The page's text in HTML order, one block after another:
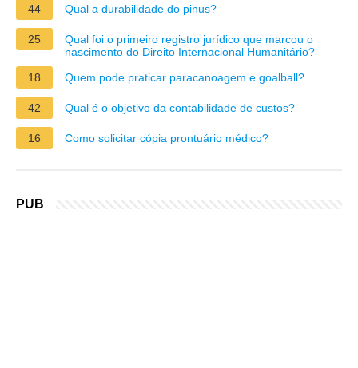
44 Qual a durabilidade do pinus?
25
Qual foi o primeiro registro jurídico que marcou o
nascimento do Direito Internacional Humanitário?
18
Quem pode praticar paracanoagem e goalball?
42 Qual é o objetivo da contabilidade de custos?
16 Como solicitar cópia prontuário médico?
PUB